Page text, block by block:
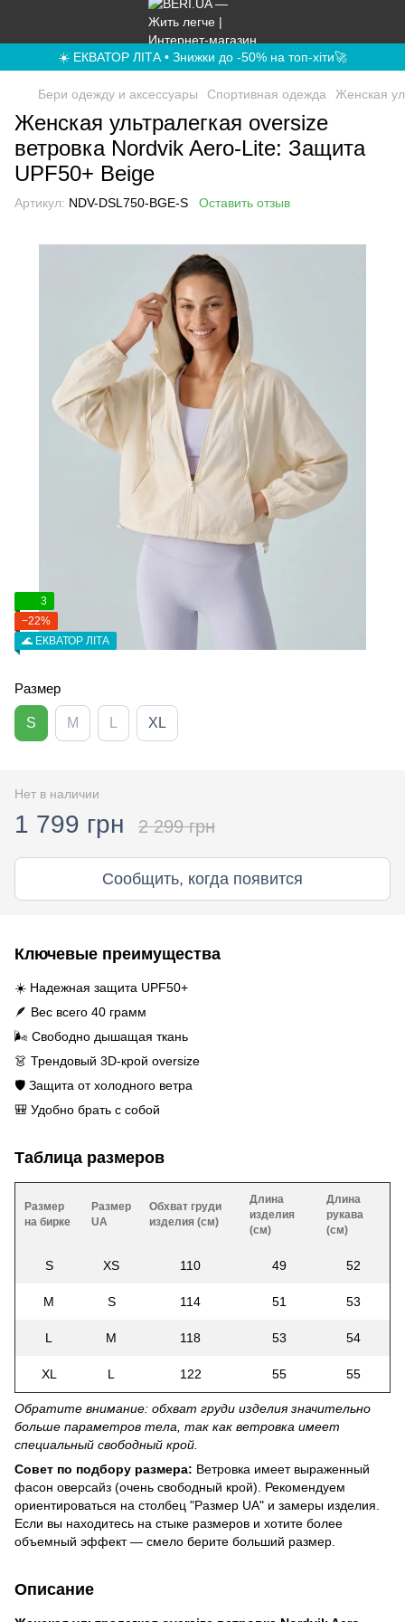
☀️ ЕКВАТОР ЛІТА • Знижки до -50% на топ-хіти🚀
Бери одежду и аксессуары Спортивная одежда Женская
Женская ультралегкая oversize
ветровка Nordvik Aero-Lite: Защита
UPF50+ Beige
Артикул: NDV-DSL750-BGE-S Оставить отзыв
3
−22%
🌊 ЕКВАТОР ЛІТА
Размер
S M XL
Нет в наличии
1 799 грн 2 299 грн
Сообщить, когда появится
Ключевые преимущества
☀️ Надежная защита UPF50+
🪶 Вес всего 40 грамм
🌬️ Свободно дышащая ткань
👗 Трендовый 3D-крой oversize
🛡️ Защита от холодного ветра
🎒 Удобно брать с собой
Таблица размеров
Размер
на бирке
Размер
UA
Обхват груди
изделия (см)
Длина
изделия
(см)
Длина
рукава
(см)
S XS 110 49 52
M S 114 51 53
L M 118 53 54
XL L 122 55 55
Обратите внимание: обхват груди изделия значительно
больше параметров тела, так как ветровка имеет
специальный свободный крой.
Совет по подбору размера: Ветровка имеет выраженный
фасон оверсайз (очень свободный крой). Рекомендуем
ориентироваться на столбец "Размер UA" и замеры изделия.
Если вы находитесь на стыке размеров и хотите более
объемный эффект — смело берите больший размер.
Описание